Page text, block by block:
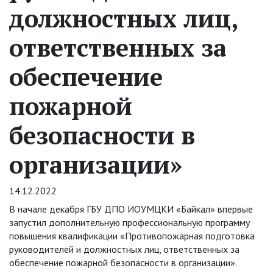
должностных лиц,
ответственных за
обеспечение
пожарной
безопасности в
организации»
14.12.2022
В начале декабря ГБУ ДПО ИОУМЦКИ «Байкал» впервые
запустил дополнительную профессиональную программу
повышения квалификации «Противопожарная подготовка
руководителей и должностных лиц, ответственных за
обеспечение пожарной безопасности в организации».